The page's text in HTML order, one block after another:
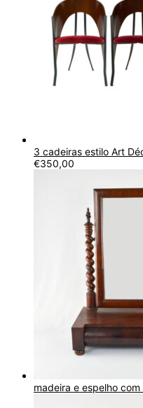
3 cadeiras estilo Art
€350,00
madeira e espelho